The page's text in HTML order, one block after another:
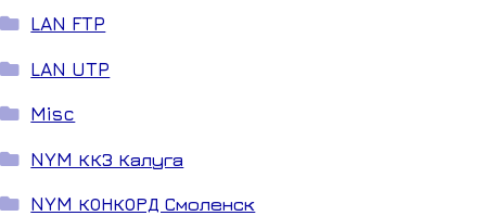
LAN FTP
LAN UTP
Misc
NYM ККЗ Калуга
NYM КОНКОРД Смоленск